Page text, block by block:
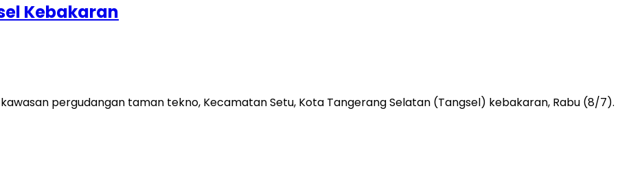
Kebakaran
kawasan pergudangan taman tekno, Kecamatan Setu, Kota Tangerang Selatan (Tangsel) kebakaran, Rabu (8/7).